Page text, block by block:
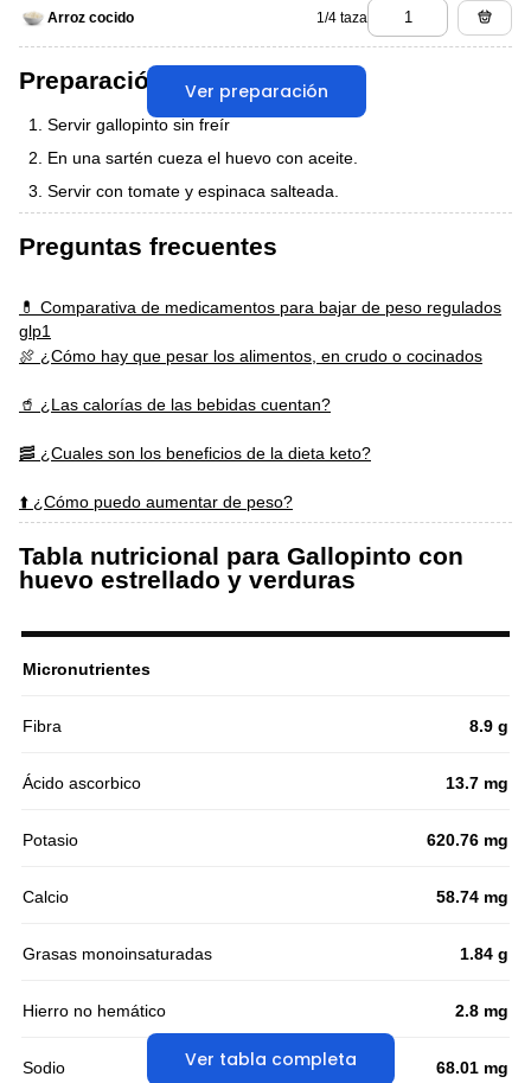
Arroz cocido 1/4 taza
Ver preparación
Preparación
Servir gallopinto sin freír
En una sartén cueza el huevo con aceite.
Servir con tomate y espinaca salteada.
Preguntas frecuentes
💊 Comparativa de medicamentos para bajar de peso regulados
glp1
🍖 ¿Cómo hay que pesar los alimentos, en crudo o cocinados
🥤 ¿Las calorías de las bebidas cuentan?
🥓 ¿Cuales son los beneficios de la dieta keto?
⬆️ ¿Cómo puedo aumentar de peso?
Tabla nutricional para Gallopinto con
huevo estrellado y verduras
Ver tabla completa
Micronutrientes
Fibra 8.9 g
Ácido ascorbico 13.7 mg
Potasio 620.76 mg
Calcio 58.74 mg
Grasas monoinsaturadas 1.84 g
Hierro no hemático 2.8 mg
Sodio 68.01 mg